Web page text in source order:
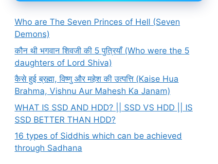
Who are The Seven Princes of Hell (Seven
Demons)
कौन थी भगवान शिवजी की 5 पुत्रियाँ (Who were the 5
daughters of Lord Shiva)
कैसे हुई ब्रह्मा, विष्णु और महेश की उत्पत्ति (Kaise Hua
Brahma, Vishnu Aur Mahesh Ka Janam)
WHAT IS SSD AND HDD? || SSD VS HDD || IS
SSD BETTER THAN HDD?
16 types of Siddhis which can be achieved
through Sadhana